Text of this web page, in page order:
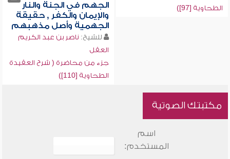
الطحاوية [97])
الجهم في الجنة والنار
والإيمان والكفر , حقيقة
الجهمية وأصل مذهبهم
للشيخ: ناصر بن عبد الكريم
العقل
جزء من محاضرة ( شرح العقيدة
الطحاوية [110])
مكتبتك الصوتية
اسم
المستخدم: